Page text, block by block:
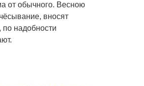
от обычного. Весною
вносят
по надобности